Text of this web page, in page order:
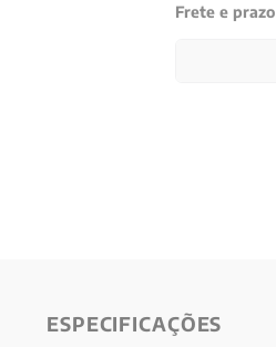
Frete e
ESPECIFICAÇÕES